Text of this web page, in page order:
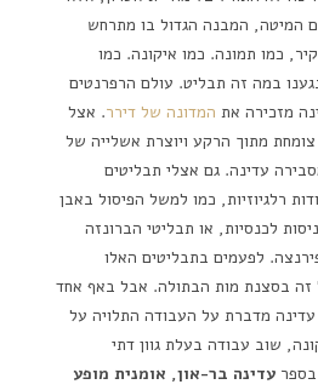
המיטה, המבנה הגדול בו מתרחש
כמו תמונה. כמו איקונה. כמו
במה זה תבליט. עולם הרפרנטים
מזכירה את המדונה של דירר. אצל
מתוך הרקע ויוצרת אשלייה של
עדינה. גם אצלי תבליטים
רלגיוזיות, כמו למשל הפיסול באבן
לכנסיות, או תבליטי הברונזה
לפעמים בתבליטים האלו
זה בסצנת מות הבתולה. אבל באף אחד
מדברת על העבודה התלויה על
שוב עבודה בעלת גוון דתי
עדינה בר-און, אומנית מופע